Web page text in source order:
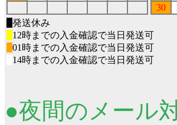
30
発送休み
12時までの入金確認で当日発送可
01時までの入金確認で当日発送可
14時までの入金確認で当日発送可
●夜間のメール